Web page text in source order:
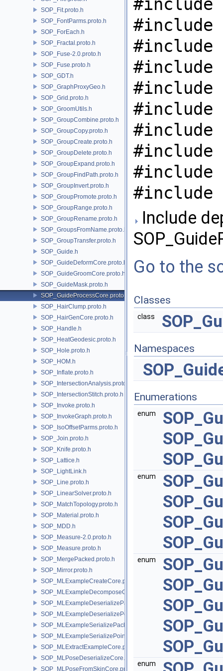
SOP_Fit.proto.h
SOP_FontParms.proto.h
SOP_ForEach.h
SOP_Fractal.proto.h
SOP_Fuse-2.0.proto.h
SOP_Fuse.proto.h
SOP_GDT.h
SOP_GraphProxyGeo.h
SOP_Grid.proto.h
SOP_GroomUtils.h
SOP_GroupCombine.proto.h
SOP_GroupCopy.proto.h
SOP_GroupCreate.proto.h
SOP_GroupDelete.proto.h
SOP_GroupExpand.proto.h
SOP_GroupFindPath.proto.h
SOP_GroupInvert.proto.h
SOP_GroupPromote.proto.h
SOP_GroupRange.proto.h
SOP_GroupRename.proto.h
SOP_GroupsFromName.proto.h
SOP_GroupTransfer.proto.h
SOP_Guide.h
SOP_GuideDeformCore.proto.h
SOP_GuideGroomCore.proto.h
SOP_GuideMask.proto.h
SOP_GuideProcessCore.proto.h
SOP_HairClump.proto.h
SOP_HairGenCore.proto.h
SOP_Handle.h
SOP_HeatGeodesic.proto.h
SOP_Hole.proto.h
SOP_HOM.h
SOP_Inflate.proto.h
SOP_IntersectionAnalysis.proto.h
SOP_IntersectionStitch.proto.h
SOP_Invoke.proto.h
SOP_InvokeGraph.proto.h
SOP_IsoOffsetParms.proto.h
SOP_Join.proto.h
SOP_Knife.proto.h
SOP_Lattice.h
SOP_LightLink.h
SOP_Line.proto.h
SOP_LinearSolver.proto.h
SOP_MatchTopology.proto.h
SOP_Material.proto.h
SOP_MDD.h
SOP_Measure-2.0.proto.h
SOP_Measure.proto.h
SOP_MergePacked.proto.h
SOP_Mirror.proto.h
SOP_MLExampleCreateCore.proto.h
SOP_MLExampleDecomposeCore.proto.h
SOP_MLExampleDeserializePacked.proto.h
SOP_MLExampleDeserializePoint.proto.h
SOP_MLExampleSerializePacked.proto.h
SOP_MLExampleSerializePoint.proto.h
SOP_MLExtractExampleCore.proto.h
SOP_MLPoseDeserializeCore.proto.h
SOP_MLPoseFromSkinCore.proto.h
#include
#include
#include
#include
#include
#include
#include
#include
#include
#include
Include
Go to the
Classes
class
Namespaces
Enumerations
enum
enum
enum
enum